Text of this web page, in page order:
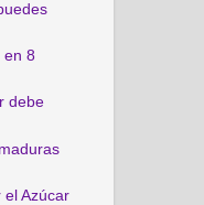
en 8
debe
el Azúcar